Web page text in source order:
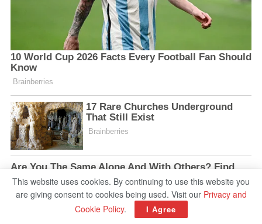
This website uses cookies. By continuing to use this website you
are giving consent to cookies being used. Visit our Privacy and
Cookie Policy. I Agree